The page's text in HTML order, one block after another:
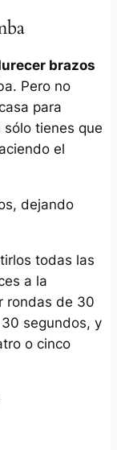
brazos
Pero no
para
tienes que
el
dejando
todas las
a la
rondas de 30
segundos, y
o cinco